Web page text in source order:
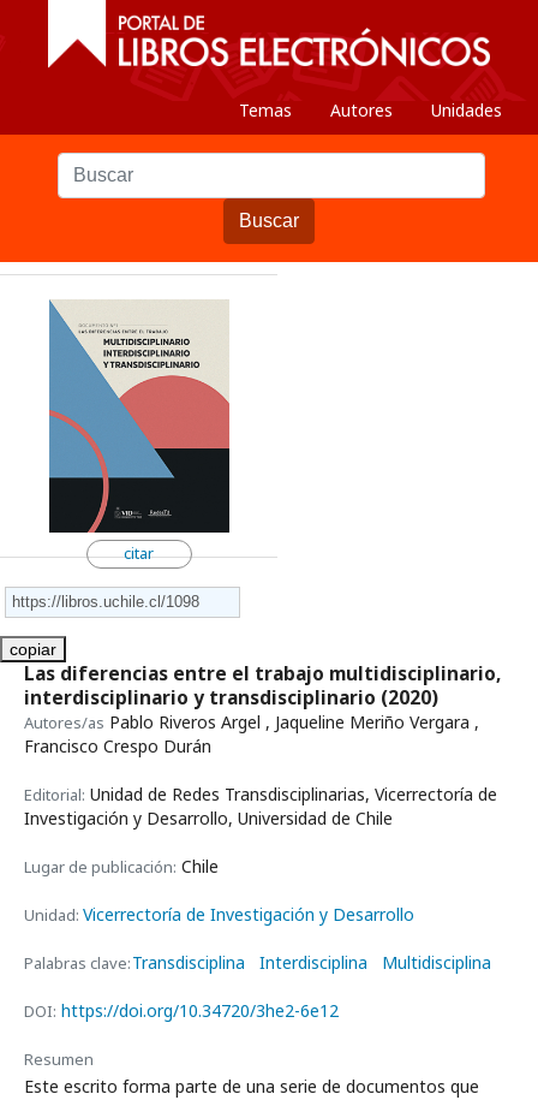
Temas Autores Unidades
Buscar
citar
copiar
Las diferencias entre el trabajo multidisciplinario,
interdisciplinario y transdisciplinario (2020)
Autores/as Pablo Riveros Argel , Jaqueline Meriño Vergara ,
Francisco Crespo Durán
Editorial: Unidad de Redes Transdisciplinarias, Vicerrectoría de
Investigación y Desarrollo, Universidad de Chile
Lugar de publicación: Chile
Unidad: Vicerrectoría de Investigación y Desarrollo
Palabras clave:Transdisciplina Interdisciplina Multidisciplina
DOI: https://doi.org/10.34720/3he2-6e12
Resumen
Este escrito forma parte de una serie de documentos que